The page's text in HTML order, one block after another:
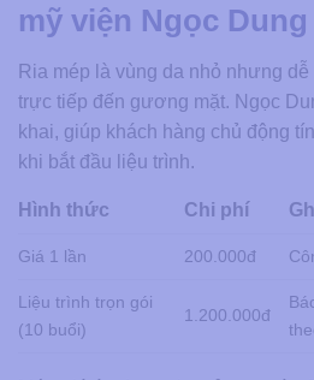
mỹ viện Ngọc Dung
Ria mép là vùng da nhỏ nhưng
trực tiếp đến gương mặt. Ngọc
khai, giúp khách hàng chủ động
khi bắt đầu liệu trình.
Hình thức Chi phí
Giá 1 lần 200.000đ
Liệu trình trọn gói
(10 buổi)
1.200.000đ